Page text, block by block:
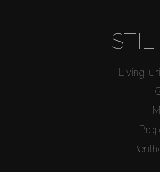
STIL
Living-